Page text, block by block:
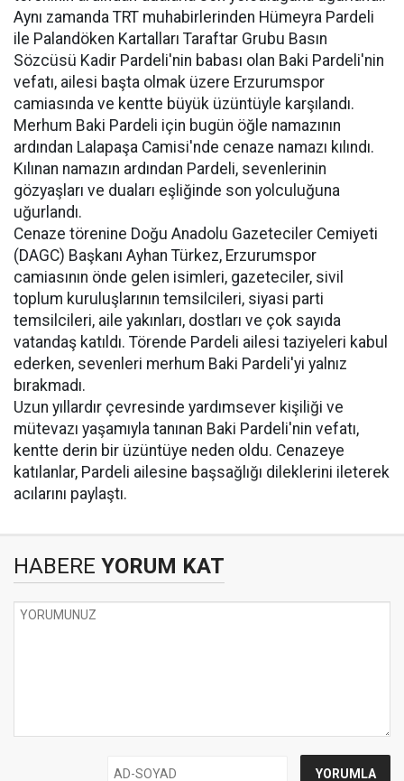
Aynı zamanda TRT muhabirlerinden Hümeyra Pardeli
ile Palandöken Kartalları Taraftar Grubu Basın
Sözcüsü Kadir Pardeli'nin babası olan Baki Pardeli'nin
vefatı, ailesi başta olmak üzere Erzurumspor
camiasında ve kentte büyük üzüntüyle karşılandı.
Merhum Baki Pardeli için bugün öğle namazının
ardından Lalapaşa Camisi'nde cenaze namazı kılındı.
Kılınan namazın ardından Pardeli, sevenlerinin
gözyaşları ve duaları eşliğinde son yolculuğuna
uğurlandı.
Cenaze törenine Doğu Anadolu Gazeteciler Cemiyeti
(DAGC) Başkanı Ayhan Türkez, Erzurumspor
camiasının önde gelen isimleri, gazeteciler, sivil
toplum kuruluşlarının temsilcileri, siyasi parti
temsilcileri, aile yakınları, dostları ve çok sayıda
vatandaş katıldı. Törende Pardeli ailesi taziyeleri kabul
ederken, sevenleri merhum Baki Pardeli'yi yalnız
bırakmadı.
Uzun yıllardır çevresinde yardımsever kişiliği ve
mütevazı yaşamıyla tanınan Baki Pardeli'nin vefatı,
kentte derin bir üzüntüye neden oldu. Cenazeye
katılanlar, Pardeli ailesine başsağlığı dileklerini ileterek
acılarını paylaştı.
HABERE YORUM KAT